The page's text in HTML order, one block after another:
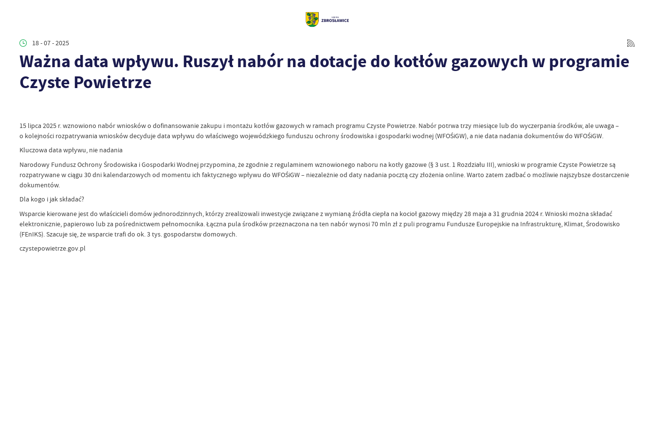
18 - 07 - 2025
Ważna data wpływu. Ruszył nabór na dotacje do kotłów gazowych w programie
Czyste Powietrze
15 lipca 2025 r. wznowiono nabór wniosków o dofinansowanie zakupu i montażu kotłów gazowych w ramach programu Czyste Powietrze. Nabór potrwa trzy miesiące lub do wyczerpania środków, ale uwaga –
o kolejności rozpatrywania wniosków decyduje data wpływu do właściwego wojewódzkiego funduszu ochrony środowiska i gospodarki wodnej (WFOŚiGW), a nie data nadania dokumentów do WFOŚiGW.
Kluczowa data wpływu, nie nadania
Narodowy Fundusz Ochrony Środowiska i Gospodarki Wodnej przypomina, że zgodnie z regulaminem wznowionego naboru na kotły gazowe (§ 3 ust. 1 Rozdziału III), wnioski w programie Czyste Powietrze są
rozpatrywane w ciągu 30 dni kalendarzowych od momentu ich faktycznego wpływu do WFOŚiGW – niezależnie od daty nadania pocztą czy złożenia online. Warto zatem zadbać o możliwie najszybsze dostarczenie
dokumentów.
Dla kogo i jak składać?
Wsparcie kierowane jest do właścicieli domów jednorodzinnych, którzy zrealizowali inwestycje związane z wymianą źródła ciepła na kocioł gazowy między 28 maja a 31 grudnia 2024 r. Wnioski można składać
elektronicznie, papierowo lub za pośrednictwem pełnomocnika. Łączna pula środków przeznaczona na ten nabór wynosi 70 mln zł z puli programu Fundusze Europejskie na Infrastrukturę, Klimat, Środowisko
(FEnIKS). Szacuje się, że wsparcie trafi do ok. 3 tys. gospodarstw domowych.
czystepowietrze.gov.pl